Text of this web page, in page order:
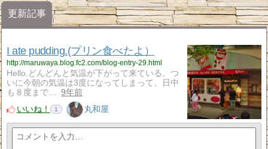
更新記事
I ate pudding.(プリン食べたよ）
http://maruwaya.blog.fc2.com/blog-entry-29.html
Hello.どんどんと気温が下がって来ている。つ
いに今朝の気温は3度になってしまって、日中
も８度まで…
9年前
いいね！
1 丸和屋